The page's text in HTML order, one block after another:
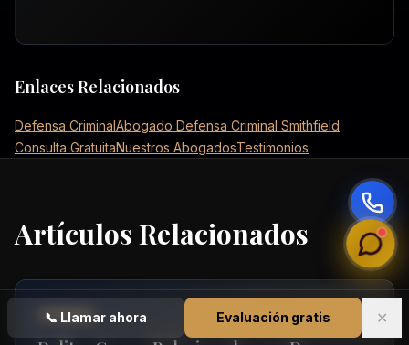
📞 Llamar ahora Evaluación gratis ✕
Enlaces Relacionados
Defensa CriminalAbogado Defensa Criminal Smithfield
Consulta GratuitaNuestros AbogadosTestimonios
Artículos Relacionados
GENERAL